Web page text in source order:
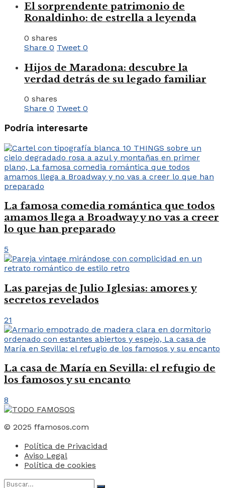
El sorprendente patrimonio de
Ronaldinho: de estrella a leyenda
0 shares
Share 0 Tweet 0
Hijos de Maradona: descubre la
verdad detrás de su legado familiar
0 shares
Share 0 Tweet 0
Podría interesarte
La famosa comedia romántica que todos
amamos llega a Broadway y no vas a creer
lo que han preparado
5
Las parejas de Julio Iglesias: amores y
secretos revelados
21
La casa de María en Sevilla: el refugio de
los famosos y su encanto
8
© 2025 ffamosos.com
Política de Privacidad
Aviso Legal
Política de cookies